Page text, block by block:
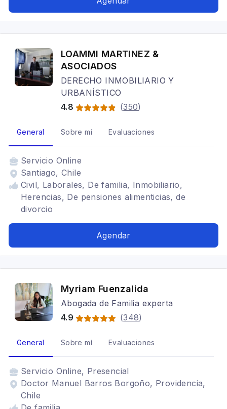
LOAMMI MARTINEZ &
ASOCIADOS
DERECHO INMOBILIARIO Y
URBANÍSTICO
4.8
(350)
General Sobre mí Evaluaciones
Servicio Online
Santiago, Chile
Civil, Laborales, De familia, Inmobiliario,
Herencias, De pensiones alimenticias, de
divorcio
Agendar
Myriam Fuenzalida
Abogada de Familia experta
4.9
(348)
General Sobre mí Evaluaciones
Servicio Online, Presencial
Doctor Manuel Barros Borgoño, Providencia,
Chile